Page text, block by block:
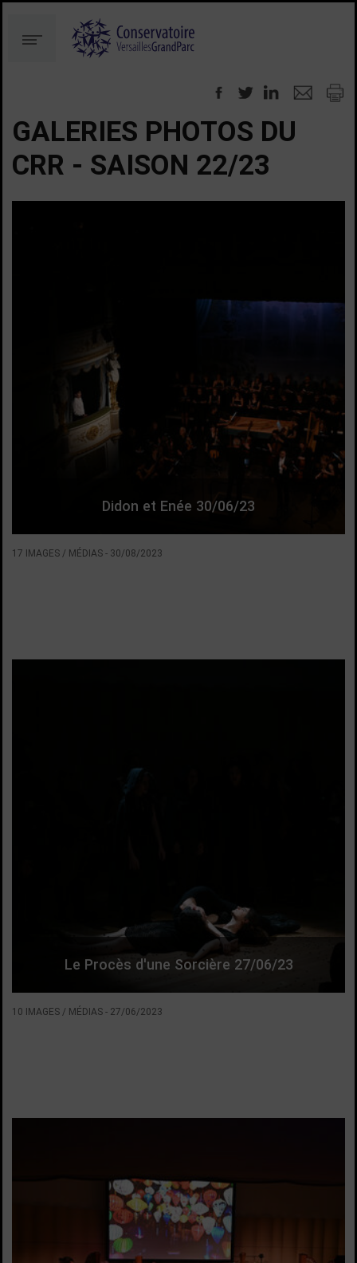
au
contenu
à
Menu
GALERIES PHOTOS DU
CRR - SAISON 22/23
17 IMAGES / MÉDIAS - 30/08/2023
Didon et Enée 30/06/23
10 IMAGES / MÉDIAS - 27/06/2023
Le Procès d'une Sorcière 27/06/23